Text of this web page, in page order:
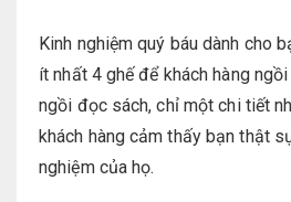
Kinh nghiệm quý báu dành cho
ít nhất 4 ghế để khách hàng
ngồi đọc sách, chỉ một chi tiết
khách hàng cảm thấy bạn thật
nghiệm của họ.